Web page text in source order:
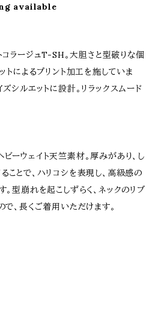
available
コラージュT-SH。大胆さと型破りな個
トによるプリント加工を施していま
シルエットに設計。リラックスムード
ーウェイト天竺素材。厚みがあり、し
ことで、ハリコシを表現し、高級感の
型崩れを起こしずらく、ネックのリブ
、長くご着用いただけます。